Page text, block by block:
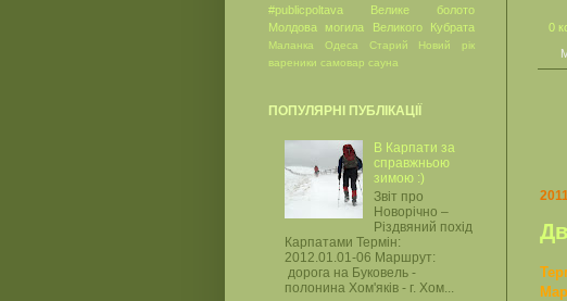
0
#publicpoltava
Велике болото
Молдова
могила Великого Кубрата
Маланка Одеса
Старий Новий рік
вареники самовар сауна
ПОПУЛЯРНІ ПУБЛІКАЦІЇ
В Карпати за
справжньою
зимою :)
Звіт про
Новорічно –
Різдвяний похід
Карпатами Термін:
2012.01.01-06 Маршрут:
дорога на Буковель -
полонина Хом'яків - г. Хом...